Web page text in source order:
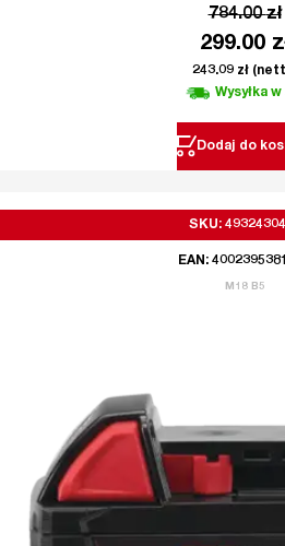
784.00zł
299.00
243.09 zł
Wysyłka w
Dodaj do
SKU:
EAN:
M18 B5